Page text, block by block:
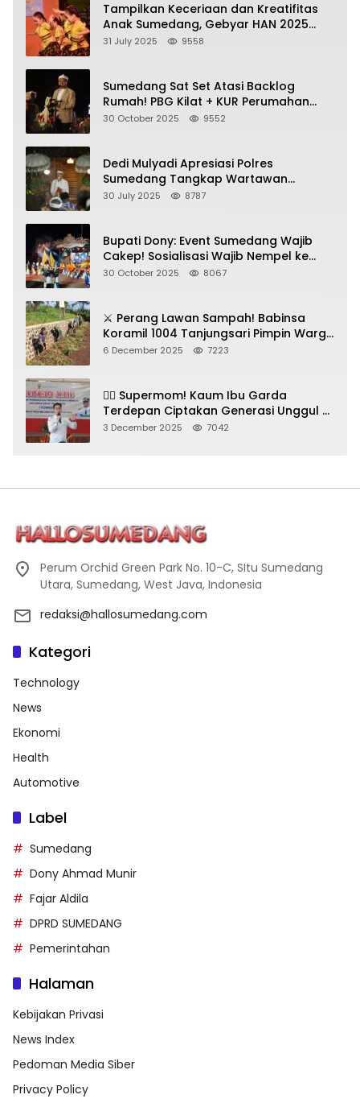
Tampilkan Keceriaan dan Kreatifitas
Anak Sumedang, Gebyar HAN 2025
Dihadiri Bupati dan Wabup
31 July 2025 9558
Sumedang Sat Set Atasi Backlog
Rumah! PBG Kilat + KUR Perumahan
Jadi Kunci!
30 October 2025 9552
Dedi Mulyadi Apresiasi Polres
Sumedang Tangkap Wartawan
Gadungan Pemeras Kades
30 July 2025 8787
Bupati Dony: Event Sumedang Wajib
Cakep! Sosialisasi Wajib Nempel ke
Seni Budaya!
30 October 2025 8067
⚔️ Perang Lawan Sampah! Babinsa
Koramil 1004 Tanjungsari Pimpin Warga
Bersihkan Gorong-Gorong & Plastik
6 December 2025 7223
🦸‍♀️ Supermom! Kaum Ibu Garda
Terdepan Ciptakan Generasi Unggul di
Sumedang
3 December 2025 7042
Perum Orchid Green Park No. 10-C, SItu Sumedang
Utara, Sumedang, West Java, Indonesia
redaksi@hallosumedang.com
Kategori
Technology
News
Ekonomi
Health
Automotive
Label
Sumedang
Dony Ahmad Munir
Fajar Aldila
DPRD SUMEDANG
Pemerintahan
Halaman
Kebijakan Privasi
News Index
Pedoman Media Siber
Privacy Policy